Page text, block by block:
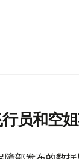
员和空